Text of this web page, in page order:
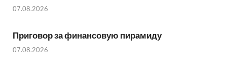
07.08.2026
Приговор за финансовую пирамиду
07.08.2026